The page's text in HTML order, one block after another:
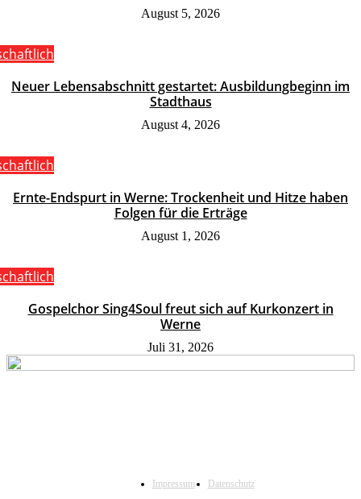
August 5, 2026
Neuer Lebensabschnitt gestartet: Ausbildungbeginn im
Stadthaus
August 4, 2026
Ernte-Endspurt in Werne: Trockenheit und Hitze haben
Folgen für die Erträge
August 1, 2026
Gospelchor Sing4Soul freut sich auf Kurkonzert in
Werne
Juli 31, 2026
Impressum Datenschutz